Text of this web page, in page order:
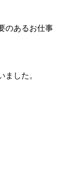
のあるお仕事
した。